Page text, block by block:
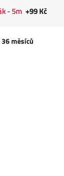
- 5m +99 Kč
36 měsíců